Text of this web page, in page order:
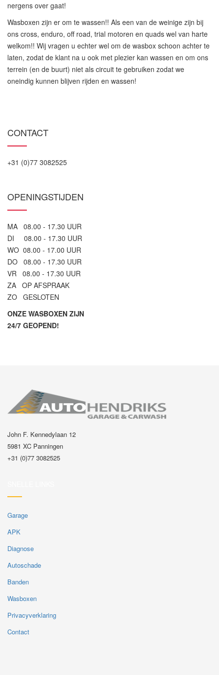
nergens over gaat!
Wasboxen zijn er om te wassen!! Als een van de weinige zijn bij
ons cross, enduro, off road, trial motoren en quads wel van harte
welkom!! Wij vragen u echter wel om de wasbox schoon achter te
laten, zodat de klant na u ook met plezier kan wassen en om ons
terrein (en de buurt) niet als circuit te gebruiken zodat we
oneindig kunnen blijven rijden en wassen!
CONTACT
+31 (0)77 3082525
OPENINGSTIJDEN
MA 08.00 - 17.30 UUR
DI 08.00 - 17.30 UUR
WO 08.00 - 17.00 UUR
DO 08.00 - 17.30 UUR
VR 08.00 - 17.30 UUR
ZA OP AFSPRAAK
ZO GESLOTEN
ONZE WASBOXEN ZIJN
24/7 GEOPEND!
John F. Kennedylaan 12
5981 XC Panningen
+31 (0)77 3082525
Garage
APK
Diagnose
Autoschade
Banden
Wasboxen
Privacyverklaring
Contact